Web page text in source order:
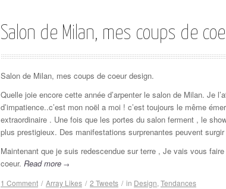
Salon de Milan, mes coups de
Salon de Milan, mes coups de coeur design.
Quelle joie encore cette année d’arpenter le salon de Milan. Je
d’impatience..c’est mon noël a moi ! c’est toujours le même
extraordinaire . Une fois que les portes du salon ferment , le
plus prestigieux. Des manifestations surprenantes peuvent
Maintenant que je suis redescendue sur terre , Je vais vous
coeur. Read more →
1 Comment / Array Likes / 2 Tweets / in Design, Tendances